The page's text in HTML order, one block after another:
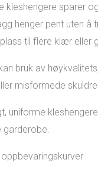
kleshengere sparer
henger pent uten å
til flere klær eller
bruk av
misformede
uniforme
garderobe.
oppbevaringskurver